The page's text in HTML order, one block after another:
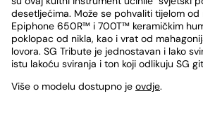
desetljećima. Može se pohvaliti tijelom od
Epiphone 650R™ i 700T™ keramičkim
poklopac od nikla, kao i vrat od
lovora. SG Tribute je jednostavan i lako
istu lakoću sviranja i ton koji odlikuju SG
Više o modelu dostupno je ovdje.